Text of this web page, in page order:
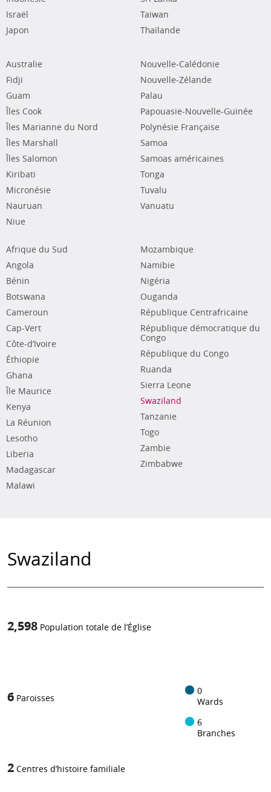
Israël
Japon
Taiwan
Thaïlande
Australie
Fidji
Guam
Îles Cook
Îles Marianne du Nord
Îles Marshall
Îles Salomon
Kiribati
Micronésie
Nauruan
Niue
Nouvelle-Calédonie
Nouvelle-Zélande
Palau
Papouasie-Nouvelle-Guinée
Polynésie Française
Samoa
Samoas américaines
Tonga
Tuvalu
Vanuatu
Afrique du Sud
Angola
Bénin
Botswana
Cameroun
Cap-Vert
Côte-d’Ivoire
Éthiopie
Ghana
Île Maurice
Kenya
La Réunion
Lesotho
Liberia
Madagascar
Malawi
Mozambique
Namibie
Nigéria
Ouganda
République Centrafricaine
République démocratique du
Congo
République du Congo
Ruanda
Sierra Leone
Swaziland
Tanzanie
Togo
Zambie
Zimbabwe
Swaziland
2,598 Population totale de l’Église
6 Paroisses
0
Wards
6
Branches
2 Centres d’histoire familiale